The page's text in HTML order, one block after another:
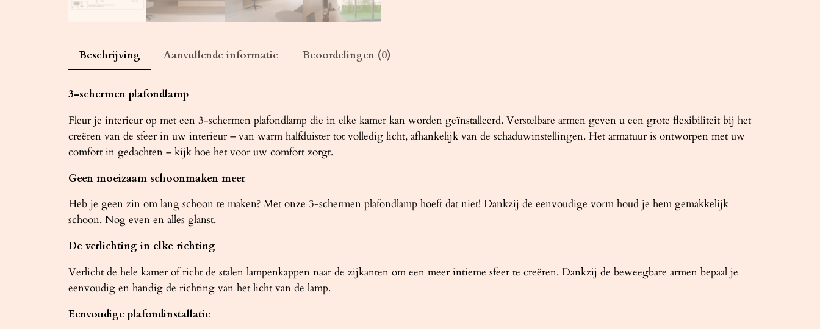
r
j
s
t
a
Beschrijving Aanvullende informatie Beoordelingen (0)
3-schermen plafondlamp
Fleur je interieur op met een 3-schermen plafondlamp die in elke kamer kan worden geïnstalleerd. Verstelbare armen geven u een grote flexibiliteit bij het
creëren van de sfeer in uw interieur – van warm halfduister tot volledig licht, afhankelijk van de schaduwinstellingen. Het armatuur is ontworpen met uw
comfort in gedachten – kijk hoe het voor uw comfort zorgt.
Geen moeizaam schoonmaken meer
Heb je geen zin om lang schoon te maken? Met onze 3-schermen plafondlamp hoeft dat niet! Dankzij de eenvoudige vorm houd je hem gemakkelijk
schoon. Nog even en alles glanst.
De verlichting in elke richting
Verlicht de hele kamer of richt de stalen lampenkappen naar de zijkanten om een ​​meer intieme sfeer te creëren. Dankzij de beweegbare armen bepaal je
eenvoudig en handig de richting van het licht van de lamp.
Eenvoudige plafondinstallatie